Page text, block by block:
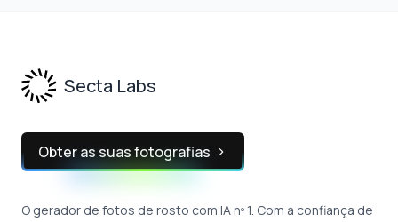
Secta Labs
Obter as suas fotografias
O gerador de fotos de rosto com IA nº 1. Com a confiança de